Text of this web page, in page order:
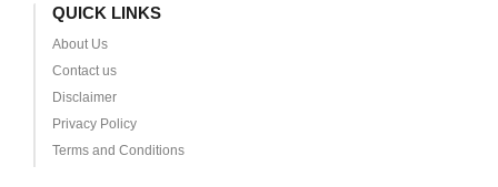
QUICK LINKS
About Us
Contact us
Disclaimer
Privacy Policy
Terms and Conditions